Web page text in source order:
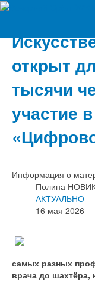
открыт
тысячи
участие
Информация о
Полина
АКТУАЛЬНО
16 мая 2026
самых разных
врача до шахтёра,